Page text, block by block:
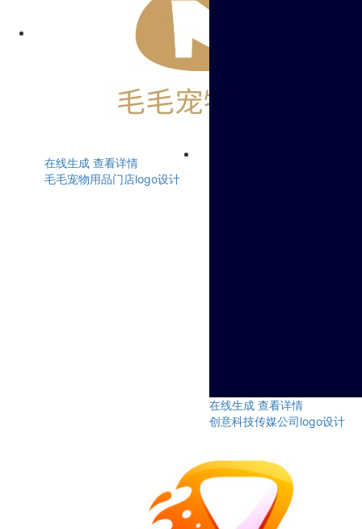
在线生成 查看详情
毛毛宠物用品门店logo设计
在线生成 查看详情
创意科技传媒公司logo设计